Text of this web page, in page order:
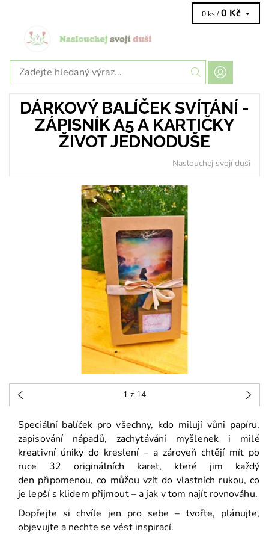
0 ks / 0 Kč
DÁRKOVÝ BALÍČEK SVÍTÁNÍ -
ZÁPISNÍK A5 A KARTIČKY
ŽIVOT JEDNODUŠE
Naslouchej svojí duši
1 z 14
Speciální balíček pro všechny, kdo milují vůni papíru,
zapisování nápadů, zachytávání myšlenek i milé
kreativní úniky do kreslení – a zároveň chtějí mít po
ruce 32 originálních karet, které jim každý
den připomenou, co můžou vzít do vlastních rukou, co
je lepší s klidem přijmout – a jak v tom najít rovnováhu.
Dopřejte si chvíle jen pro sebe – tvořte, plánujte,
objevujte a nechte se vést inspirací.